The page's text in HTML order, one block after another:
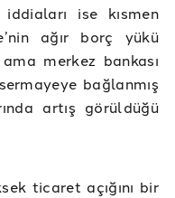
ise kısmen
ağır borç yükü
merkez bankası
bağlanmış
artış görüldüğü
ticaret açığını bir